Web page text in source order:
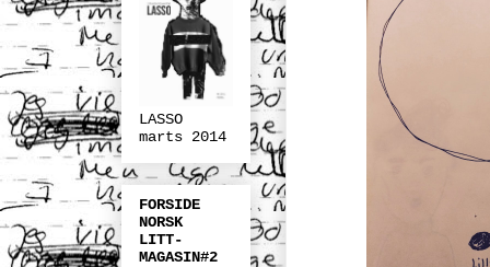
LASSO
marts 2014
FORSIDE
NORSK
LITT-
MAGASIN#2